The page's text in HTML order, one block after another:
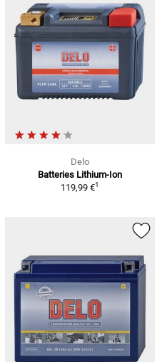
Delo
Batteries Lithium-Ion
119,99 €1